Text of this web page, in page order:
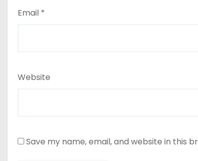
Email *
Website
Save my name, email, and website in this